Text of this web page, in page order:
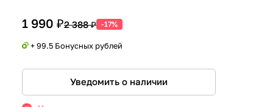
1 990 ₽2 388 ₽ -17%
+ 99.5 Бонусных рублей
Уведомить о наличии